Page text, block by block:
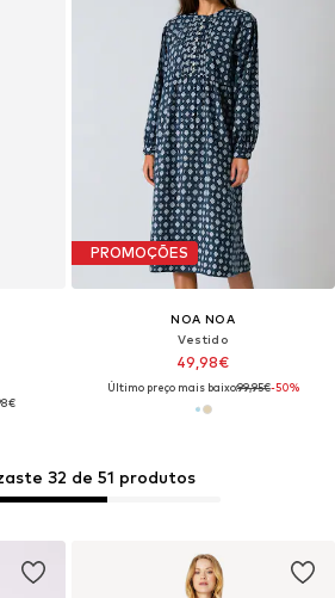
PROMOÇÕES
NOA NOA
Vestido
49,98€
Último preço mais baixo:99,95€-50%
32 de 51 produtos